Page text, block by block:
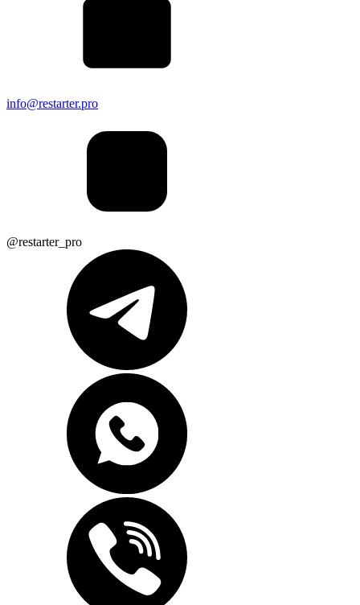
info@restarter.pro
@restarter_pro